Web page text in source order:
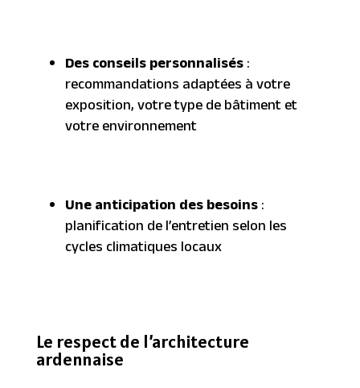
Des conseils personnalisés:
recommandations adaptées à votre
exposition, votre type de bâtiment et
votre environnement
Une anticipation des besoins:
planification de l’entretien selon les
cycles climatiques locaux
Le respect de l’architecture
ardennaise